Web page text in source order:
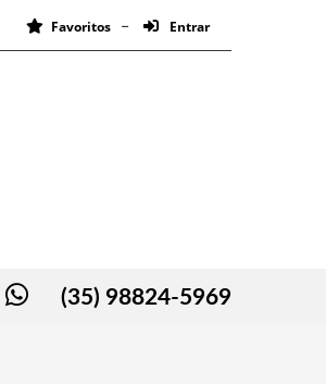
Favoritos Entrar
(35) 98824-5969